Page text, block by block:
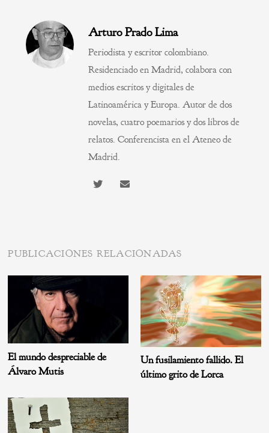
Arturo Prado Lima
Periodista y escritor colombiano.
Residenciado en Madrid, colabora con
medios escritos y digitales de
Latinoamérica y Europa. Autor de dos
novelas, cuatro poemarios y dos libros de
relatos. Conferencista en el Ateneo de
Madrid.
PUBLICACIONES RELACIONADAS
El mundo despreciable de
Álvaro Mutis
Un fusilamiento fallido. El
último grito de Lorca